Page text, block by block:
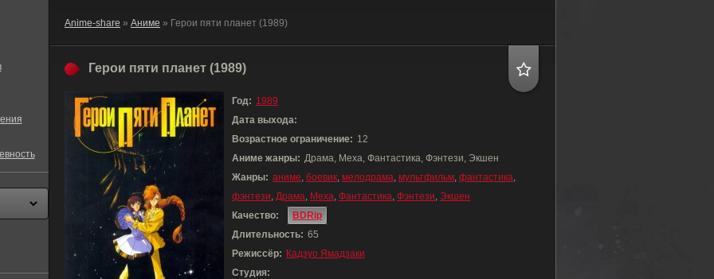
Anime-share » Аниме » Герои пяти планет (1989)
Герои пяти планет (1989)
Год: 1989
Дата выхода:
Возрастное ограничение: 12
Аниме жанры: Драма, Меха, Фантастика, Фэнтези, Экшен
Жанры: аниме, боевик, мелодрама, мультфильм, фантастика,
фэнтези, Драма, Меха, Фантастика, Фэнтези, Экшен
Качество:
BDRip
Длительность: 65
Режиссёр: Кадзуо Ямадзаки
Студия: